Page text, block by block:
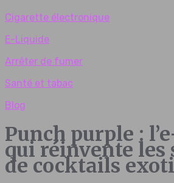
Cigarette électronique
E-Liquide
Arrêter de fumer
Santé et tabac
Blog
Punch purple :
qui réinvente les
de cocktails